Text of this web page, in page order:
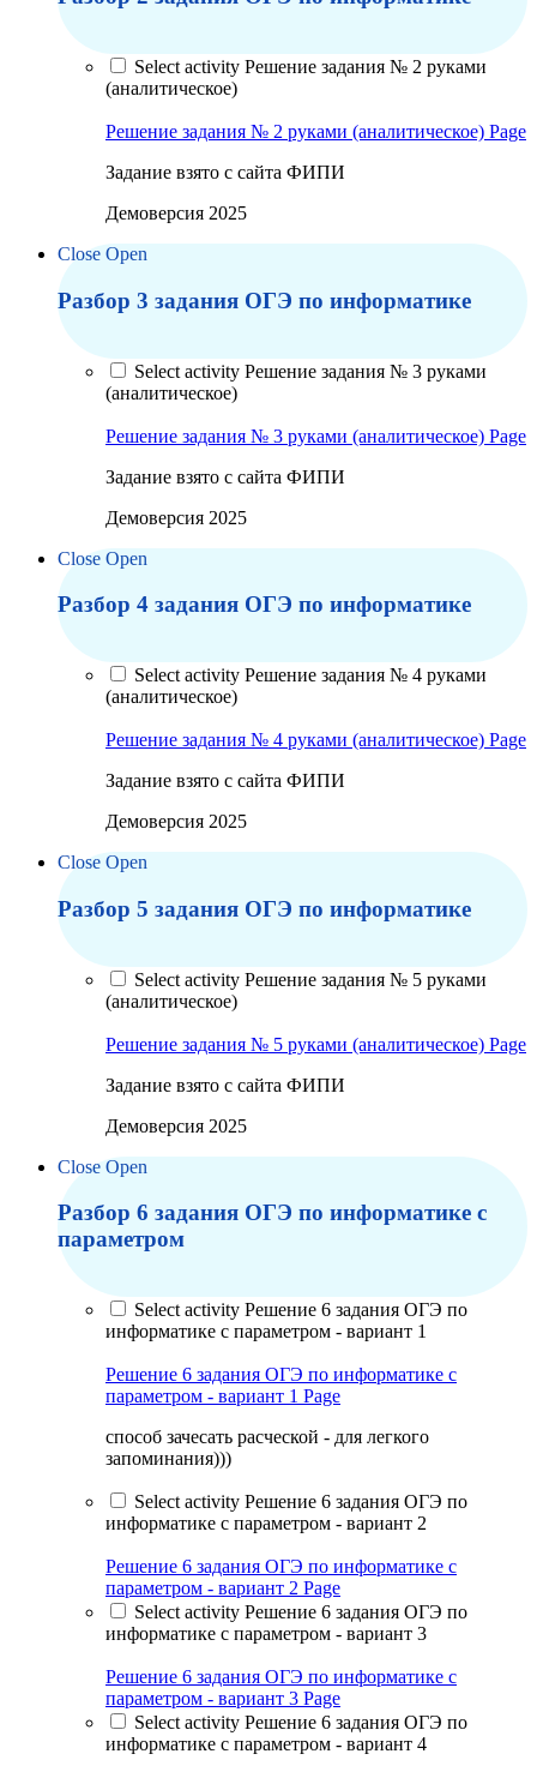
Select activity Решение задания № 2 руками
(аналитическое)
Решение задания № 2 руками (аналитическое) Page
Задание взято с сайта ФИПИ
Демоверсия 2025
Close Open
Разбор 3 задания ОГЭ по информатике
Select activity Решение задания № 3 руками
(аналитическое)
Решение задания № 3 руками (аналитическое) Page
Задание взято с сайта ФИПИ
Демоверсия 2025
Close Open
Разбор 4 задания ОГЭ по информатике
Select activity Решение задания № 4 руками
(аналитическое)
Решение задания № 4 руками (аналитическое) Page
Задание взято с сайта ФИПИ
Демоверсия 2025
Close Open
Разбор 5 задания ОГЭ по информатике
Select activity Решение задания № 5 руками
(аналитическое)
Решение задания № 5 руками (аналитическое) Page
Задание взято с сайта ФИПИ
Демоверсия 2025
Close Open
Разбор 6 задания ОГЭ по информатике с
параметром
Select activity Решение 6 задания ОГЭ по
информатике с параметром - вариант 1
Решение 6 задания ОГЭ по информатике с
параметром - вариант 1 Page
способ зачесать расческой - для легкого
запоминания)))
Select activity Решение 6 задания ОГЭ по
информатике с параметром - вариант 2
Решение 6 задания ОГЭ по информатике с
параметром - вариант 2 Page
Select activity Решение 6 задания ОГЭ по
информатике с параметром - вариант 3
Решение 6 задания ОГЭ по информатике с
параметром - вариант 3 Page
Select activity Решение 6 задания ОГЭ по
информатике с параметром - вариант 4